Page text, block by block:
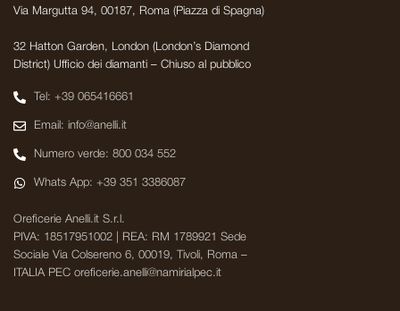
Via Margutta 94, 00187, Roma (Piazza di Spagna)
32 Hatton Garden, London (London’s Diamond
District) Ufficio dei diamanti – Chiuso al pubblico
Tel: +39 065416661
Email: info@anelli.it
Numero verde: 800 034 552
Whats App: +39 351 3386087
Oreficerie Anelli.it S.r.l.
PIVA: 18517951002 | REA: RM 1789921 Sede
Sociale Via Colsereno 6, 00019, Tivoli, Roma –
ITALIA PEC oreficerie.anelli@namirialpec.it